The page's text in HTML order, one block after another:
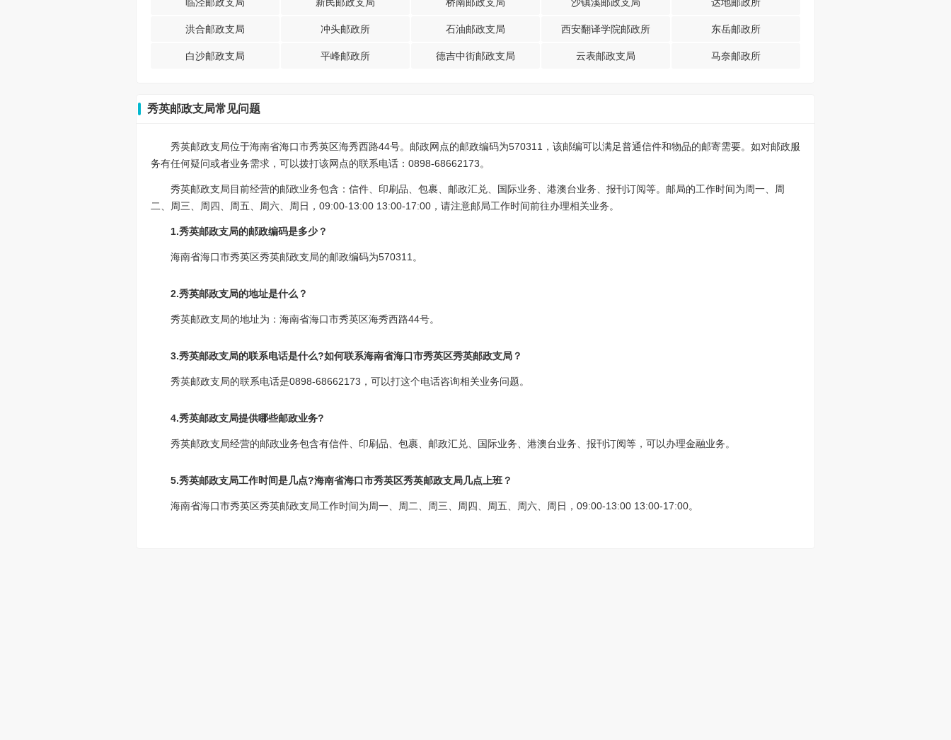
洪合邮政支局 冲头邮政所 石油邮政支局 西安翻译学院邮政所 东岳邮政所
白沙邮政支局 平峰邮政所 德吉中街邮政支局 云表邮政支局 马奈邮政所
秀英邮政支局常见问题
秀英邮政支局位于海南省海口市秀英区海秀西路44号。邮政网点的邮政编码为570311，该邮编可以满足普通信件和物品的邮寄需要。如对邮政服
务有任何疑问或者业务需求，可以拨打该网点的联系电话：0898-68662173。
秀英邮政支局目前经营的邮政业务包含：信件、印刷品、包裹、邮政汇兑、国际业务、港澳台业务、报刊订阅等。邮局的工作时间为周一、周
二、周三、周四、周五、周六、周日，09:00-13:00 13:00-17:00，请注意邮局工作时间前往办理相关业务。
1.秀英邮政支局的邮政编码是多少？
海南省海口市秀英区秀英邮政支局的邮政编码为570311。
2.秀英邮政支局的地址是什么？
秀英邮政支局的地址为：海南省海口市秀英区海秀西路44号。
3.秀英邮政支局的联系电话是什么?如何联系海南省海口市秀英区秀英邮政支局？
秀英邮政支局的联系电话是0898-68662173，可以打这个电话咨询相关业务问题。
4.秀英邮政支局提供哪些邮政业务?
秀英邮政支局经营的邮政业务包含有信件、印刷品、包裹、邮政汇兑、国际业务、港澳台业务、报刊订阅等，可以办理金融业务。
5.秀英邮政支局工作时间是几点?海南省海口市秀英区秀英邮政支局几点上班？
海南省海口市秀英区秀英邮政支局工作时间为周一、周二、周三、周四、周五、周六、周日，09:00-13:00 13:00-17:00。